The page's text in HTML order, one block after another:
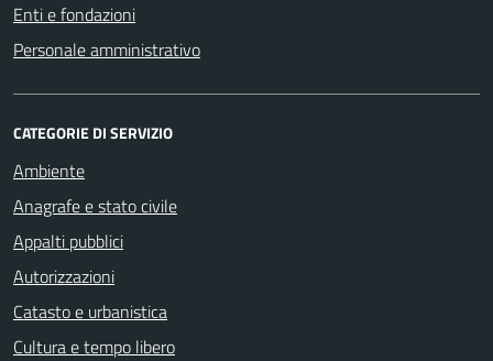
Enti e fondazioni
Personale amministrativo
CATEGORIE DI SERVIZIO
Ambiente
Anagrafe e stato civile
Appalti pubblici
Autorizzazioni
Catasto e urbanistica
Cultura e tempo libero